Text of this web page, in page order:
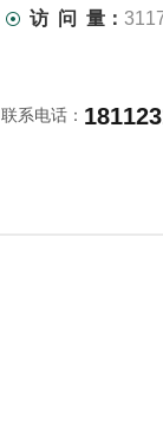
访 问 量：
联系电话：